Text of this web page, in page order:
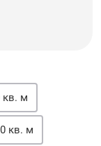
кв. м
кв. м